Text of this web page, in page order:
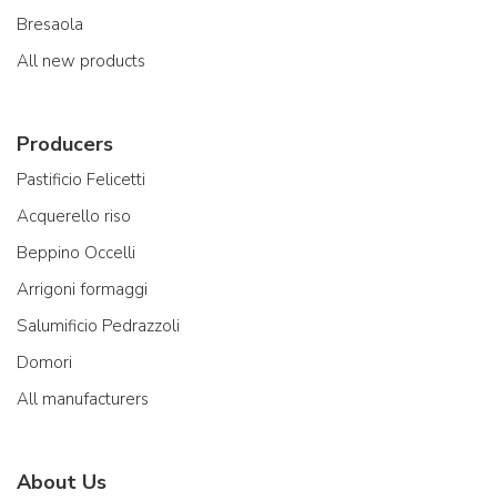
Bresaola
All new products
Producers
Pastificio Felicetti
Acquerello riso
Beppino Occelli
Arrigoni formaggi
Salumificio Pedrazzoli
Domori
All manufacturers
About Us